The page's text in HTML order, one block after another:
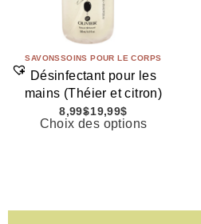
SAVONSSOINS POUR LE CORPS
Désinfectant pour les
mains (Théier et citron)
8,99$19,99$
Choix des options